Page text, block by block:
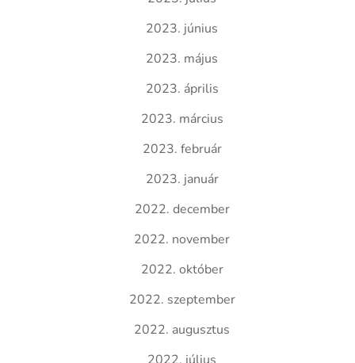
2023. június
2023. május
2023. április
2023. március
2023. február
2023. január
2022. december
2022. november
2022. október
2022. szeptember
2022. augusztus